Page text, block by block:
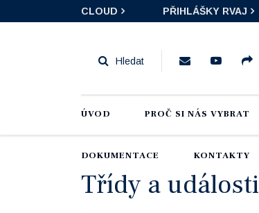
CLOUD PŘIHLÁŠKY RVAJ
ÚVOD PROČ SI NÁS VYBRAT
DOKUMENTACE KONTAKTY
Třídy a události